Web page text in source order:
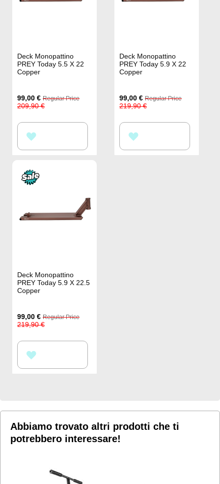
Deck Monopattino
PREY Today 5.5 X 22
Copper
Special
Price
99,00 € Regular Price
209,90 €
ALLA
Deck Monopattino
PREY Today 5.9 X 22
Copper
Special
Price
99,00 € Regular Price
219,90 €
ALLA
Deck Monopattino
PREY Today 5.9 X 22.5
Copper
Special
Price
99,00 € Regular Price
219,90 €
ALLA
Abbiamo trovato altri prodotti che ti
potrebbero interessare!